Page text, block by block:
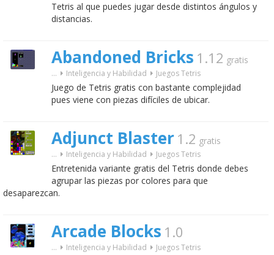
Tetris al que puedes jugar desde distintos ángulos y
distancias.
Abandoned Bricks 1.12 gratis
... Inteligencia y Habilidad Juegos Tetris
Juego de Tetris gratis con bastante complejidad
pues viene con piezas difíciles de ubicar.
Adjunct Blaster 1.2 gratis
... Inteligencia y Habilidad Juegos Tetris
Entretenida variante gratis del Tetris donde debes
agrupar las piezas por colores para que
desaparezcan.
Arcade Blocks 1.0
... Inteligencia y Habilidad Juegos Tetris